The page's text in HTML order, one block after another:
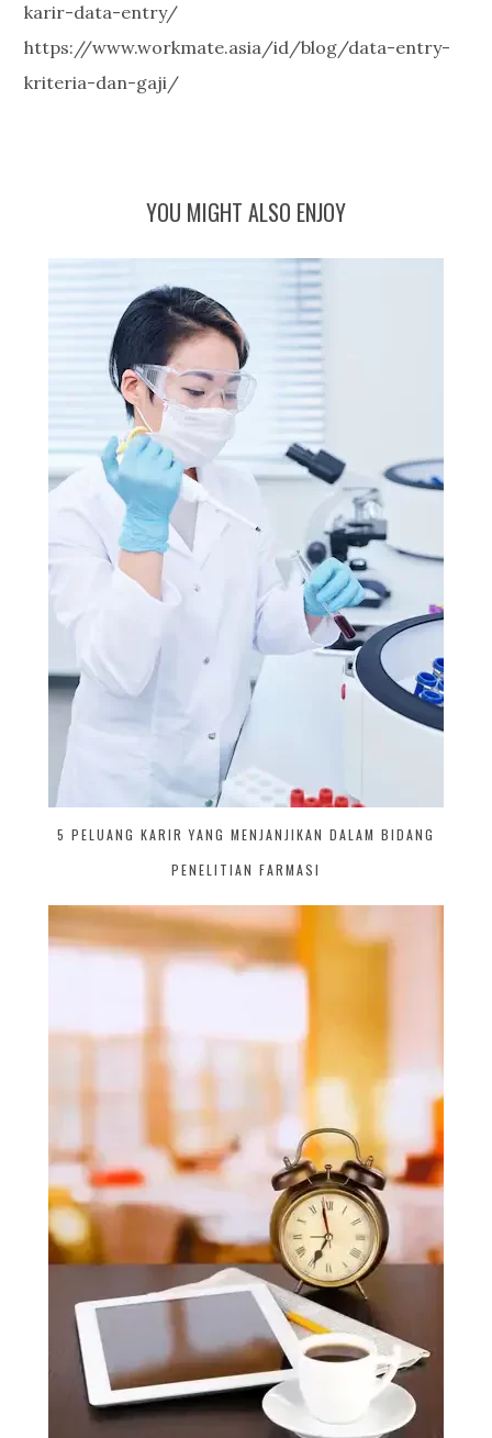
karir-data-entry/
https://www.workmate.asia/id/blog/data-entry-
kriteria-dan-gaji/
YOU MIGHT ALSO ENJOY
5 PELUANG KARIR YANG MENJANJIKAN DALAM BIDANG
PENELITIAN FARMASI